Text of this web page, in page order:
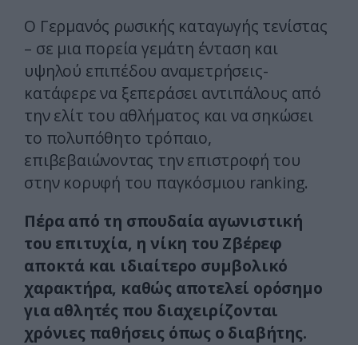
Ο Γερμανός ρωσικής καταγωγής τενίστας
– σε μια πορεία γεμάτη ένταση και
υψηλού επιπέδου αναμετρήσεις-
κατάφερε να ξεπεράσει αντιπάλους από
την ελίτ του αθλήματος και να σηκώσει
το πολυπόθητο τρόπαιο,
επιβεβαιώνοντας την επιστροφή του
στην κορυφή του παγκόσμιου ranking.
Πέρα από τη σπουδαία αγωνιστική
του επιτυχία, η νίκη του Ζβέρεφ
αποκτά και ιδιαίτερο συμβολικό
χαρακτήρα, καθώς αποτελεί ορόσημο
για αθλητές που διαχειρίζονται
χρόνιες παθήσεις όπως ο διαβήτης.